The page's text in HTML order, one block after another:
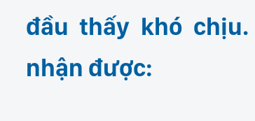
đầu thấy khó
nhận được: